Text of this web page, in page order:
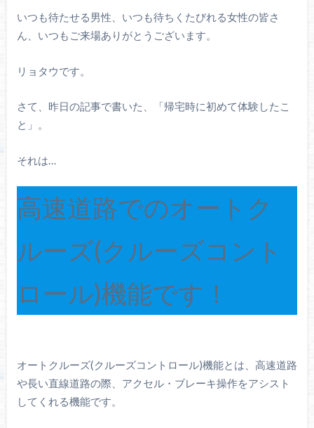
いつも待たせる男性、いつも待ちくたびれる女性の皆さ
ん、いつもご来場ありがとうございます。
リョタウです。
さて、昨日の記事で書いた、「帰宅時に初めて体験したこ
と」。
それは…
高速道路でのオートク
ルーズ(クルーズコント
ロール)機能です！
オートクルーズ(クルーズコントロール)機能とは、高速道路
や長い直線道路の際、アクセル・ブレーキ操作をアシスト
してくれる機能です。